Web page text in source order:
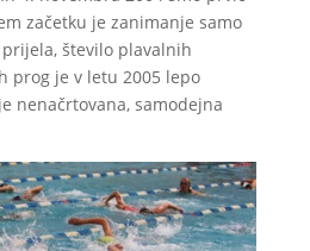
začetku je zanimanje samo
število plavalnih
prog je v letu 2005 lepo
nenačrtovana, samodejna